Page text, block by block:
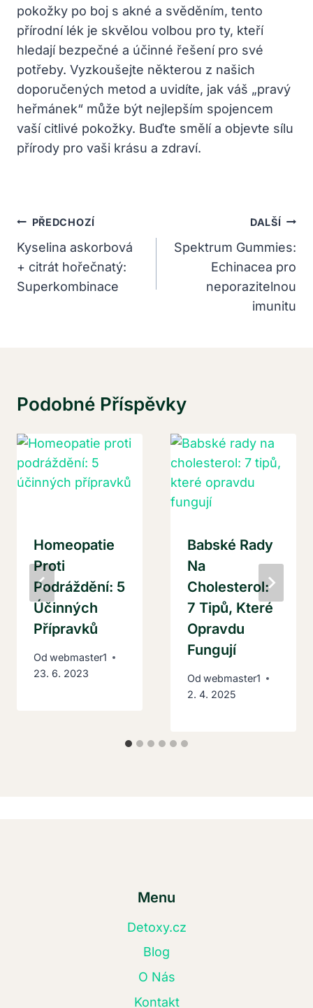
pokožky po boj s akné a svěděním, tento
přírodní lék je skvělou volbou pro ty, kteří
hledají bezpečné a účinné řešení pro své
potřeby. Vyzkoušejte některou z našich
doporučených metod a uvidíte, jak váš „pravý
heřmánek“ může být nejlepším spojencem
vaší citlivé pokožky. Buďte smělí a objevte sílu
přírody pro vaši krásu a zdraví.
Navigace
Pro
Příspěvek
PŘEDCHOZÍ
Kyselina askorbová
+ citrát hořečnatý:
Superkombinace
DALŠÍ
Spektrum Gummies:
Echinacea pro
neporazitelnou
imunitu
Podobné Příspěvky
Homeopatie
Proti
Podráždění: 5
Účinných
Přípravků
Od webmaster1
23. 6. 2023
Babské Rady
Na
Cholesterol:
7 Tipů, Které
Opravdu
Fungují
Od webmaster1
2. 4. 2025
Menu
Detoxy.cz
Blog
O Nás
Kontakt